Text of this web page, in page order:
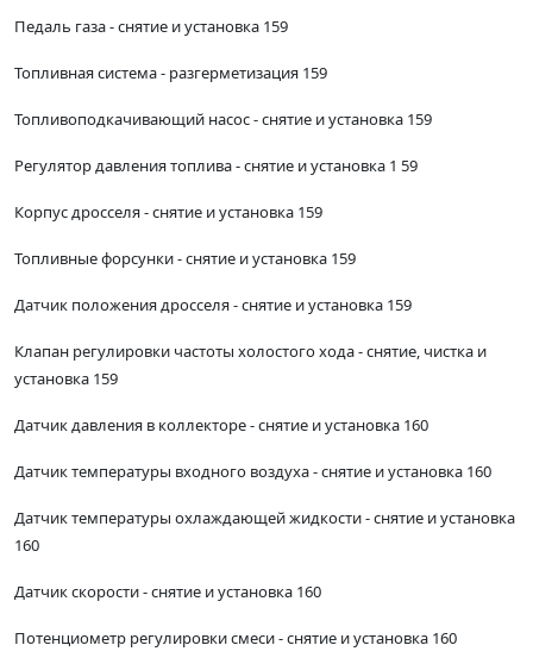
Педаль газа - снятие и установка 159
Топливная система - разгерметизация 159
Топливоподкачивающий насос - снятие и установка 159
Регулятор давления топлива - снятие и установка 1 59
Корпус дросселя - снятие и установка 159
Топливные форсунки - снятие и установка 159
Датчик положения дросселя - снятие и установка 159
Клапан регулировки частоты холостого хода - снятие, чистка и
установка 159
Датчик давления в коллекторе - снятие и установка 160
Датчик температуры входного воздуха - снятие и установка 160
Датчик температуры охлаждающей жидкости - снятие и установка
160
Датчик скорости - снятие и установка 160
Потенциометр регулировки смеси - снятие и установка 160